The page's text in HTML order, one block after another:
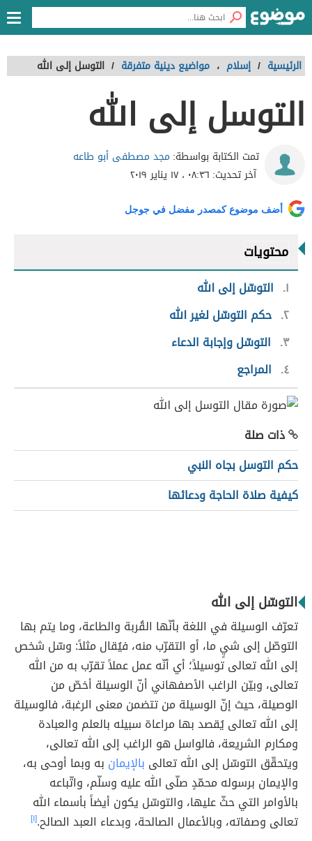
الرئيسية / إسلام ، مواضيع دينية متفرقة / التوسل إلى الله
التوسل إلى الله
تمت الكتابة بواسطة: مجد مصطفى أبو طاعه
آخر تحديث: ٠٨:٣٦ ، ١٧ يناير ٢٠١٩
أضف موضوع كمصدر مفضل في جوجل
محتويات
١
التوسّل إلى الله
٢ حكم التوسّل لغير الله
٣
التوسّل وإجابة الدعاء
٤
المراجع
ذات صلة
حكم التوسل بجاه النبي
كيفية صلاة الحاجة ودعائها
التوسّل إلى الله
تعرّف الوسيلة في اللغة بأنّها القُربة والطاعة، وما يتم بها
التوصّل إلى شيٍ ما، أو التقرّب منه، فيُقال مثلاً: وسّل شخص
إلى الله تعالى توسيلاً؛ أي أنّه عمل عملاً تقرّب به من الله
تعالى، وبيّن الراغب الأصفهاني أنّ الوسيلة أخصّ من
الوصيلة، حيث إنّ الوسيلة من تتضمن معنى الرغبة، فالوسيلة
إلى الله تعالى يُقصد بها مراعاة سبيله بالعلم والعبادة
ومكارم الشريعة، فالواسل هو الراغب إلى الله تعالى،
ويتحقّق التوسّل إلى الله تعالى بالإيمان به وبما أوحى به،
والإيمان برسوله محمّدٍ صلّى الله عليه وسلّم، واتّباعه
بالأوامر التي حثّ عليها، والتوسّل يكون أيضاً بأسماء الله
تعالى وصفاته، وبالأعمال الصالحة، وبدعاء العبد الصالح.[١]